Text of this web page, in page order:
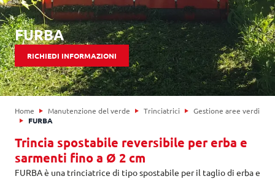
FURBA
RICHIEDI INFORMAZIONI
Home Manutenzione del verde Trinciatrici
Gestione aree verdi
FURBA
Trincia spostabile reversibile per erba e
sarmenti fino a Ø 2 cm
FURBA è una trinciatrice di tipo spostabile per il taglio di erba e